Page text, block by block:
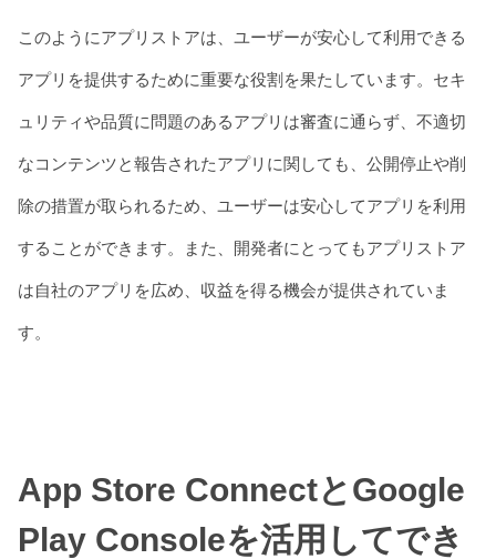
このようにアプリストアは、ユーザーが安心して利用できる
アプリを提供するために重要な役割を果たしています。セキ
ュリティや品質に問題のあるアプリは審査に通らず、不適切
なコンテンツと報告されたアプリに関しても、公開停止や削
除の措置が取られるため、ユーザーは安心してアプリを利用
することができます。また、開発者にとってもアプリストア
は自社のアプリを広め、収益を得る機会が提供されていま
す。
App Store ConnectとGoogle
Play Consoleを活用してでき